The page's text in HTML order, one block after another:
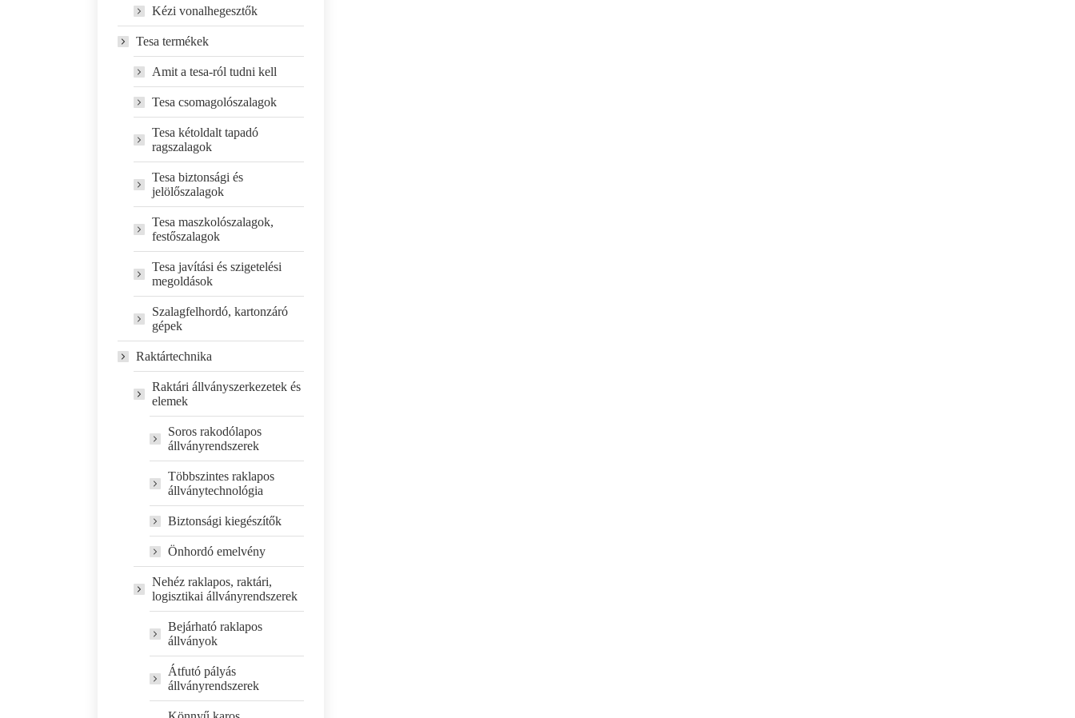
Kézi vonalhegesztők
Tesa termékek
Amit a tesa-ról tudni kell
Tesa csomagolószalagok
Tesa kétoldalt tapadó
ragszalagok
Tesa biztonsági és
jelölőszalagok
Tesa maszkolószalagok,
festőszalagok
Tesa javítási és szigetelési
megoldások
Szalagfelhordó, kartonzáró
gépek
Raktártechnika
Raktári állványszerkezetek és
elemek
Soros rakodólapos
állványrendszerek
Többszintes raklapos
állványtechnológia
Biztonsági kiegészítők
Önhordó emelvény
Nehéz raklapos, raktári,
logisztikai állványrendszerek
Bejárható raklapos
állványok
Átfutó pályás
állványrendszerek